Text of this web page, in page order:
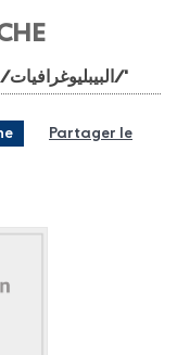
'/البيبليوغرافيات/ /المغرب/'
Partager le